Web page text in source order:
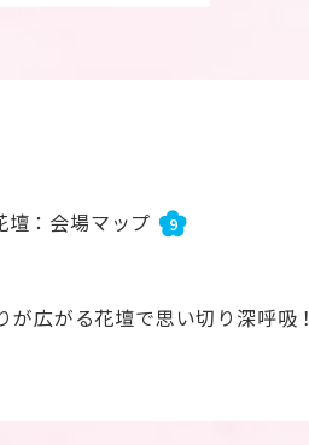
壇：会場マップ
9
が広がる花壇で思い切り深呼吸！